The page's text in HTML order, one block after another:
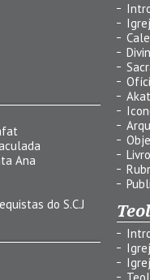
Ana
do S.C.J